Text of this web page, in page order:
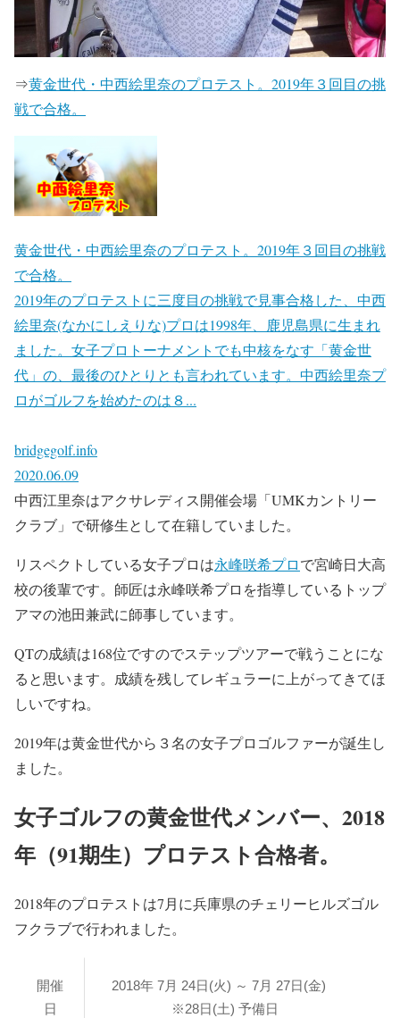
⇒黄金世代・中西絵里奈のプロテスト。2019年３回目の挑
戦で合格。
黄金世代・中西絵里奈のプロテスト。2019年３回目の挑戦
で合格。
2019年のプロテストに三度目の挑戦で見事合格した、中西
絵里奈(なかにしえりな)プロは1998年、鹿児島県に生まれ
ました。女子プロトーナメントでも中核をなす「黄金世
代」の、最後のひとりとも言われています。中西絵里奈プ
ロがゴルフを始めたのは８...
bridgegolf.info
2020.06.09
中西江里奈はアクサレディス開催会場「UMKカントリー
クラブ」で研修生として在籍していました。
リスペクトしている女子プロは永峰咲希プロで宮崎日大高
校の後輩です。師匠は永峰咲希プロを指導しているトップ
アマの池田兼武に師事しています。
QTの成績は168位ですのでステップツアーで戦うことにな
ると思います。成績を残してレギュラーに上がってきてほ
しいですね。
2019年は黄金世代から３名の女子プロゴルファーが誕生し
ました。
女子ゴルフの黄金世代メンバー、2018
年（91期生）プロテスト合格者。
2018年のプロテストは7月に兵庫県のチェリーヒルズゴル
フクラブで行われました。
開催
日
2018年 7月 24日(火) ～ 7月 27日(金)
※28日(土) 予備日